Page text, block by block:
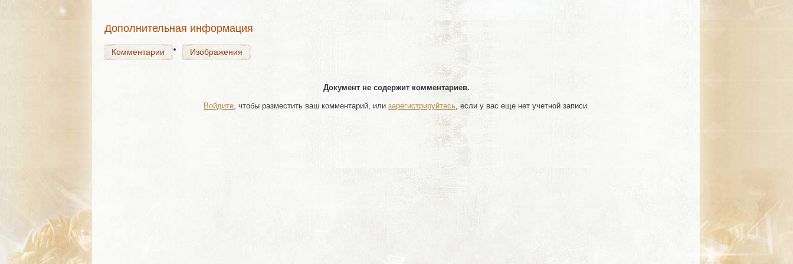
Дополнительная информация
Комментарии Изображения
Документ не содержит комментариев.
Войдите , чтобы разместить ваш комментарий, или зарегистрируйтесь , если у вас еще нет учетной записи.